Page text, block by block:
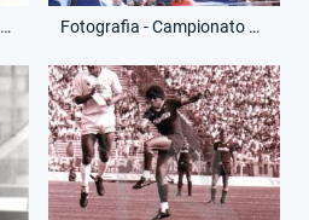
Folder - 18 Giugno 1989 - Volantino Eagles' Supporters - Lazio-Sampdoria Fotografia - Campionato Serie A - Eagles' Supporters